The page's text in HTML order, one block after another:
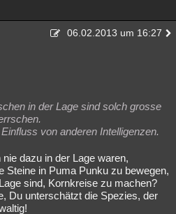
06.02.2013 um 16:27
in der Lage sind solch grosse
von anderen Intelligenzen.
dazu in der Lage waren,
Steine in Puma Punku zu bewegen,
sind, Kornkreise zu machen?
Du unterschätzt die Spezies, der